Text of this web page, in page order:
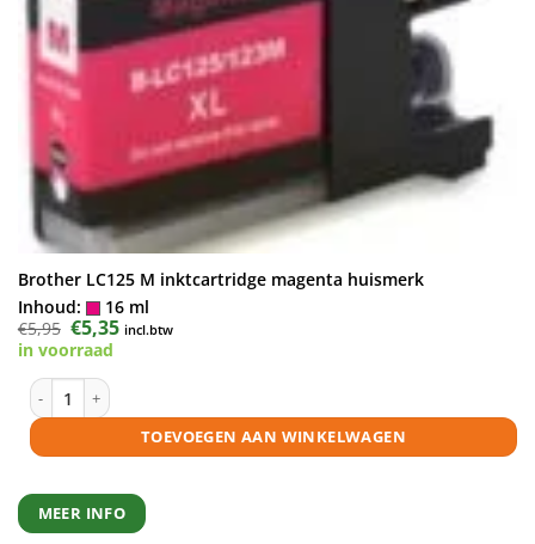
Brother LC125 M inktcartridge magenta huismerk
Inhoud:
16 ml
€5,95 Oorspronkelijke
prijs
was:
€5,35Huidige
prijs
incl.btw
in voorraad
Brother LC125 M inktcartridge magenta huismerk aantal
TOEVOEGEN AAN WINKELWAGEN
MEER INFO